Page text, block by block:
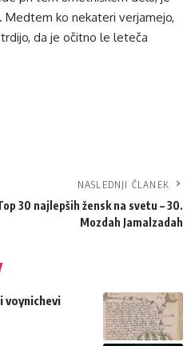
Medtem ko nekateri verjamejo,
da je očitno le leteča
NASLEDNJI ČLANEK
30 najlepših žensk na svetu – 30.
Mozdah Jamalzadah
voynichevi